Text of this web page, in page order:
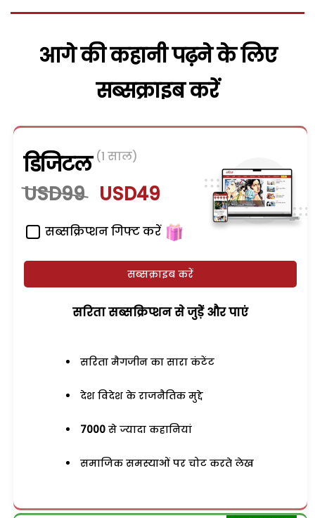
आगे की कहानी पढ़ने के लिए
सब्सक्राइब करें
डिजिटल (1 साल)
USD99 USD49
सब्सक्रिप्शन गिफ्ट करें
सब्सक्राइब करें
सरिता सब्सक्रिप्शन से जुड़ेें और पाएं
सरिता मैगजीन का सारा कंटेंट
देश विदेश के राजनैतिक मुद्दे
7000 से ज्यादा कहानियां
समाजिक समस्याओं पर चोट करते लेख